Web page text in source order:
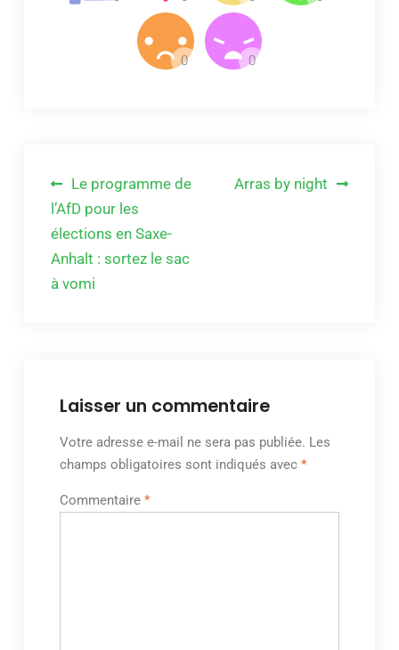
Navigation
de
l’article
Le programme de
l’AfD pour les
élections en Saxe-
Anhalt : sortez le sac
à vomi
Arras by night
Laisser un commentaire
Votre adresse e-mail ne sera pas publiée. Les
champs obligatoires sont indiqués avec *
Commentaire *